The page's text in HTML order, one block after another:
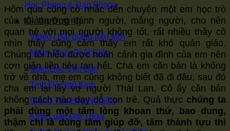
Học Phong & Đạo Phong
Giảng Đường
Video / Bài giảng mới
Nhận Thức Phật Giáo
Giáo Dục Căn Bản
Tịnh Độ Ngũ Kinh
Giảng Tòa Hoa Nghiêm
Kinh Luận Đại Thừa
Hôm qua cũng có nhắc đến chuyện một em học trò
của tôi thường đánh người, mắng người, cho nên
quan hệ với mọi người không tốt, rất nhiều thầy cô
nhìn thấy cũng cảm thấy em rất khó quản giáo.
Chúng tôi hiểu được hoàn cảnh gia đình của em nên
cơn giận liền tiêu tan hết. Cha em căn bản là không
trở về nhà, mẹ em cũng không biết đã đi đâu, sau đó
cha em lại lấy vợ người Thái Lan. Cô ấy căn bản
không cách nào dạy dỗ con trẻ. Quả thực chúng ta
phải dùng một tấm lòng khoan thứ, bao dung,
thậm chí là dùng tâm giúp đỡ, tâm thành tựu thì